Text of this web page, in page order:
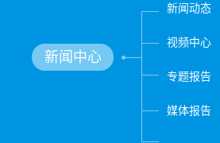
新闻中心
新闻动态
视频中心
专题报告
媒体报告